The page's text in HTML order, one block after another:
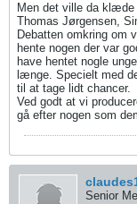
Men det ville da klæde
Thomas Jørgensen,
Debatten omkring om
hente nogen der var
have hentet nogle
længe. Specielt med
til at tage lidt chancer.
Ved godt at vi
gå efter nogen som
Senior